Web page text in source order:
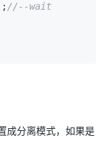
//--wait
成分离模式，如果是